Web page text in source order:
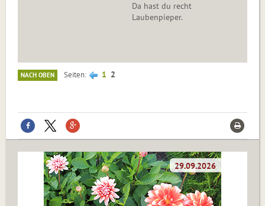
Da hast du recht
Laubenpieper.
NACH OBEN Seiten 1 2